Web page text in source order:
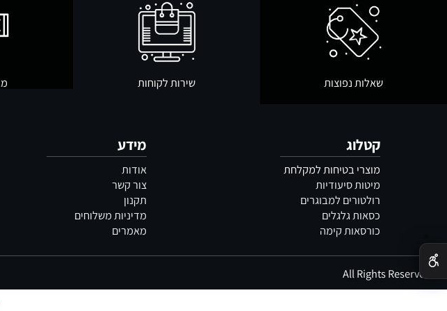
שאלות נפוצות
מוצרי בטיחות למקלחת
מיטות סיעודיות
רולטורים למבוגרים
כסאות גלגלים
מידע
צור קשר
מדיניות משלוחים